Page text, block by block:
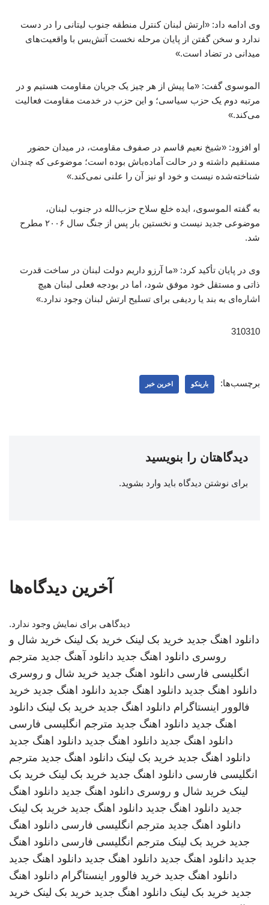
وی ادامه داد: «ارتش لبنان کنترل منطقه جنوب لیتانی را در دست
ندارد و سخن گفتن از پایان مرحله نخست آتش‌بس با واقعیت‌های
میدانی در تضاد است.»
الموسوی گفت: «ما پیش از هر چیز یک جریان مقاومت هستیم و در
مرتبه دوم یک حزب سیاسی؛ و این حزب در خدمت مقاومت فعالیت
می‌کند.»
او افزود: «شیخ نعیم قاسم در صفوف مقاومت، در میدان حضور
مستقیم داشته و در حالت آماده‌باش بوده است؛ موضوعی که چندان
شناخته‌شده نیست و خود او نیز آن را علنی نمی‌کند.»
به گفته الموسوی، ایده خلع سلاح حزب‌الله در جنوب لبنان،
موضوعی جدید نیست و نخستین بار پس از جنگ سال ۲۰۰۶ مطرح
شد.
وی در پایان تأکید کرد: «ما آرزو داریم دولت لبنان در ساخت قدرت
ذاتی و مستقل خود موفق شود، اما در بودجه فعلی لبنان هیچ
اشاره‌ای به بند یا ردیفی برای تسلیح ارتش لبنان وجود ندارد.»
310310
برچسب‌ها: بارینکو اخرین خبر
دیدگاهتان را بنویسید
برای نوشتن دیدگاه باید وارد بشوید.
آخرین دیدگاه‌ها
دیدگاهی برای نمایش وجود ندارد.
دانلود اهنگ جدید خرید بک لینک خرید بک لینک خرید شال و
روسری دانلود اهنگ جدید دانلود آهنگ جدید مترجم
انگلیسی فارسی دانلود اهنگ جدید خرید شال و روسری
دانلود اهنگ جدید دانلود اهنگ جدید دانلود اهنگ جدید خرید
فالوور اینستاگرام دانلود اهنگ جدید خرید بک لینک دانلود
اهنگ جدید دانلود اهنگ جدید مترجم انگلیسی فارسی
دانلود اهنگ جدید دانلود اهنگ جدید دانلود اهنگ جدید
دانلود اهنگ جدید خرید بک لینک دانلود اهنگ جدید مترجم
انگلیسی فارسی دانلود اهنگ جدید خرید بک لینک خرید بک
لینک خرید شال و روسری دانلود اهنگ جدید دانلود اهنگ
جدید دانلود اهنگ جدید دانلود اهنگ جدید خرید بک لینک
دانلود اهنگ جدید مترجم انگلیسی فارسی دانلود اهنگ
جدید خرید بک لینک مترجم انگلیسی فارسی دانلود اهنگ
جدید دانلود اهنگ جدید دانلود اهنگ جدید دانلود اهنگ جدید
دانلود اهنگ جدید خرید فالوور اینستاگرام دانلود اهنگ
جدید خرید بک لینک دانلود اهنگ جدید خرید بک لینک خرید